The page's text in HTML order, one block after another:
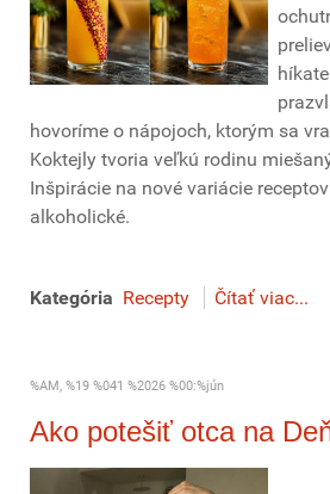
hovoríme o nápojoch, ktorým sa
Koktejly tvoria veľkú rodinu
Inšpirácie na nové variácie
alkoholické.
Kategória Recepty Čítať viac...
%AM, %19 %041 %2026 %00:%jún
Ako potešiť otca na